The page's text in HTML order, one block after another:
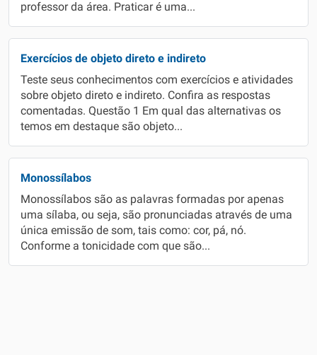
professor da área. Praticar é uma...
Exercícios de objeto direto e indireto
Teste seus conhecimentos com exercícios e atividades
sobre objeto direto e indireto. Confira as respostas
comentadas. Questão 1 Em qual das alternativas os
temos em destaque são objeto...
Monossílabos
Monossílabos são as palavras formadas por apenas
uma sílaba, ou seja, são pronunciadas através de uma
única emissão de som, tais como: cor, pá, nó.
Conforme a tonicidade com que são...